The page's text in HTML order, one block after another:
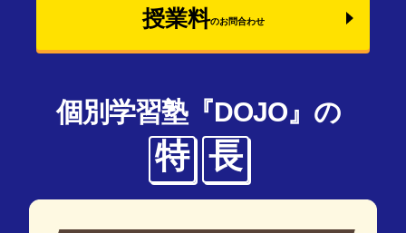
授業料のお問合わせ
個別学習塾『DOJO』の
特 長